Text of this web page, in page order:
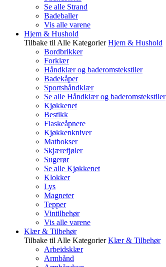
Se alle Strand
Badeballer
Vis alle varene
Hjem & Hushold
Tilbake til Alle Kategorier Hjem & Hushold
Bordbrikker
Forklær
Håndklær og baderomstekstiler
Badekåper
Sportshåndklær
Se alle Håndklær og baderomstekstiler
Kjøkkenet
Bestikk
Flaskeåpnere
Kjøkkenkniver
Matbokser
Skjærefjøler
Sugerør
Se alle Kjøkkenet
Klokker
Lys
Magneter
Tepper
Vintilbehør
Vis alle varene
Klær & Tilbehør
Tilbake til Alle Kategorier Klær & Tilbehør
Arbeidsklær
Armbånd